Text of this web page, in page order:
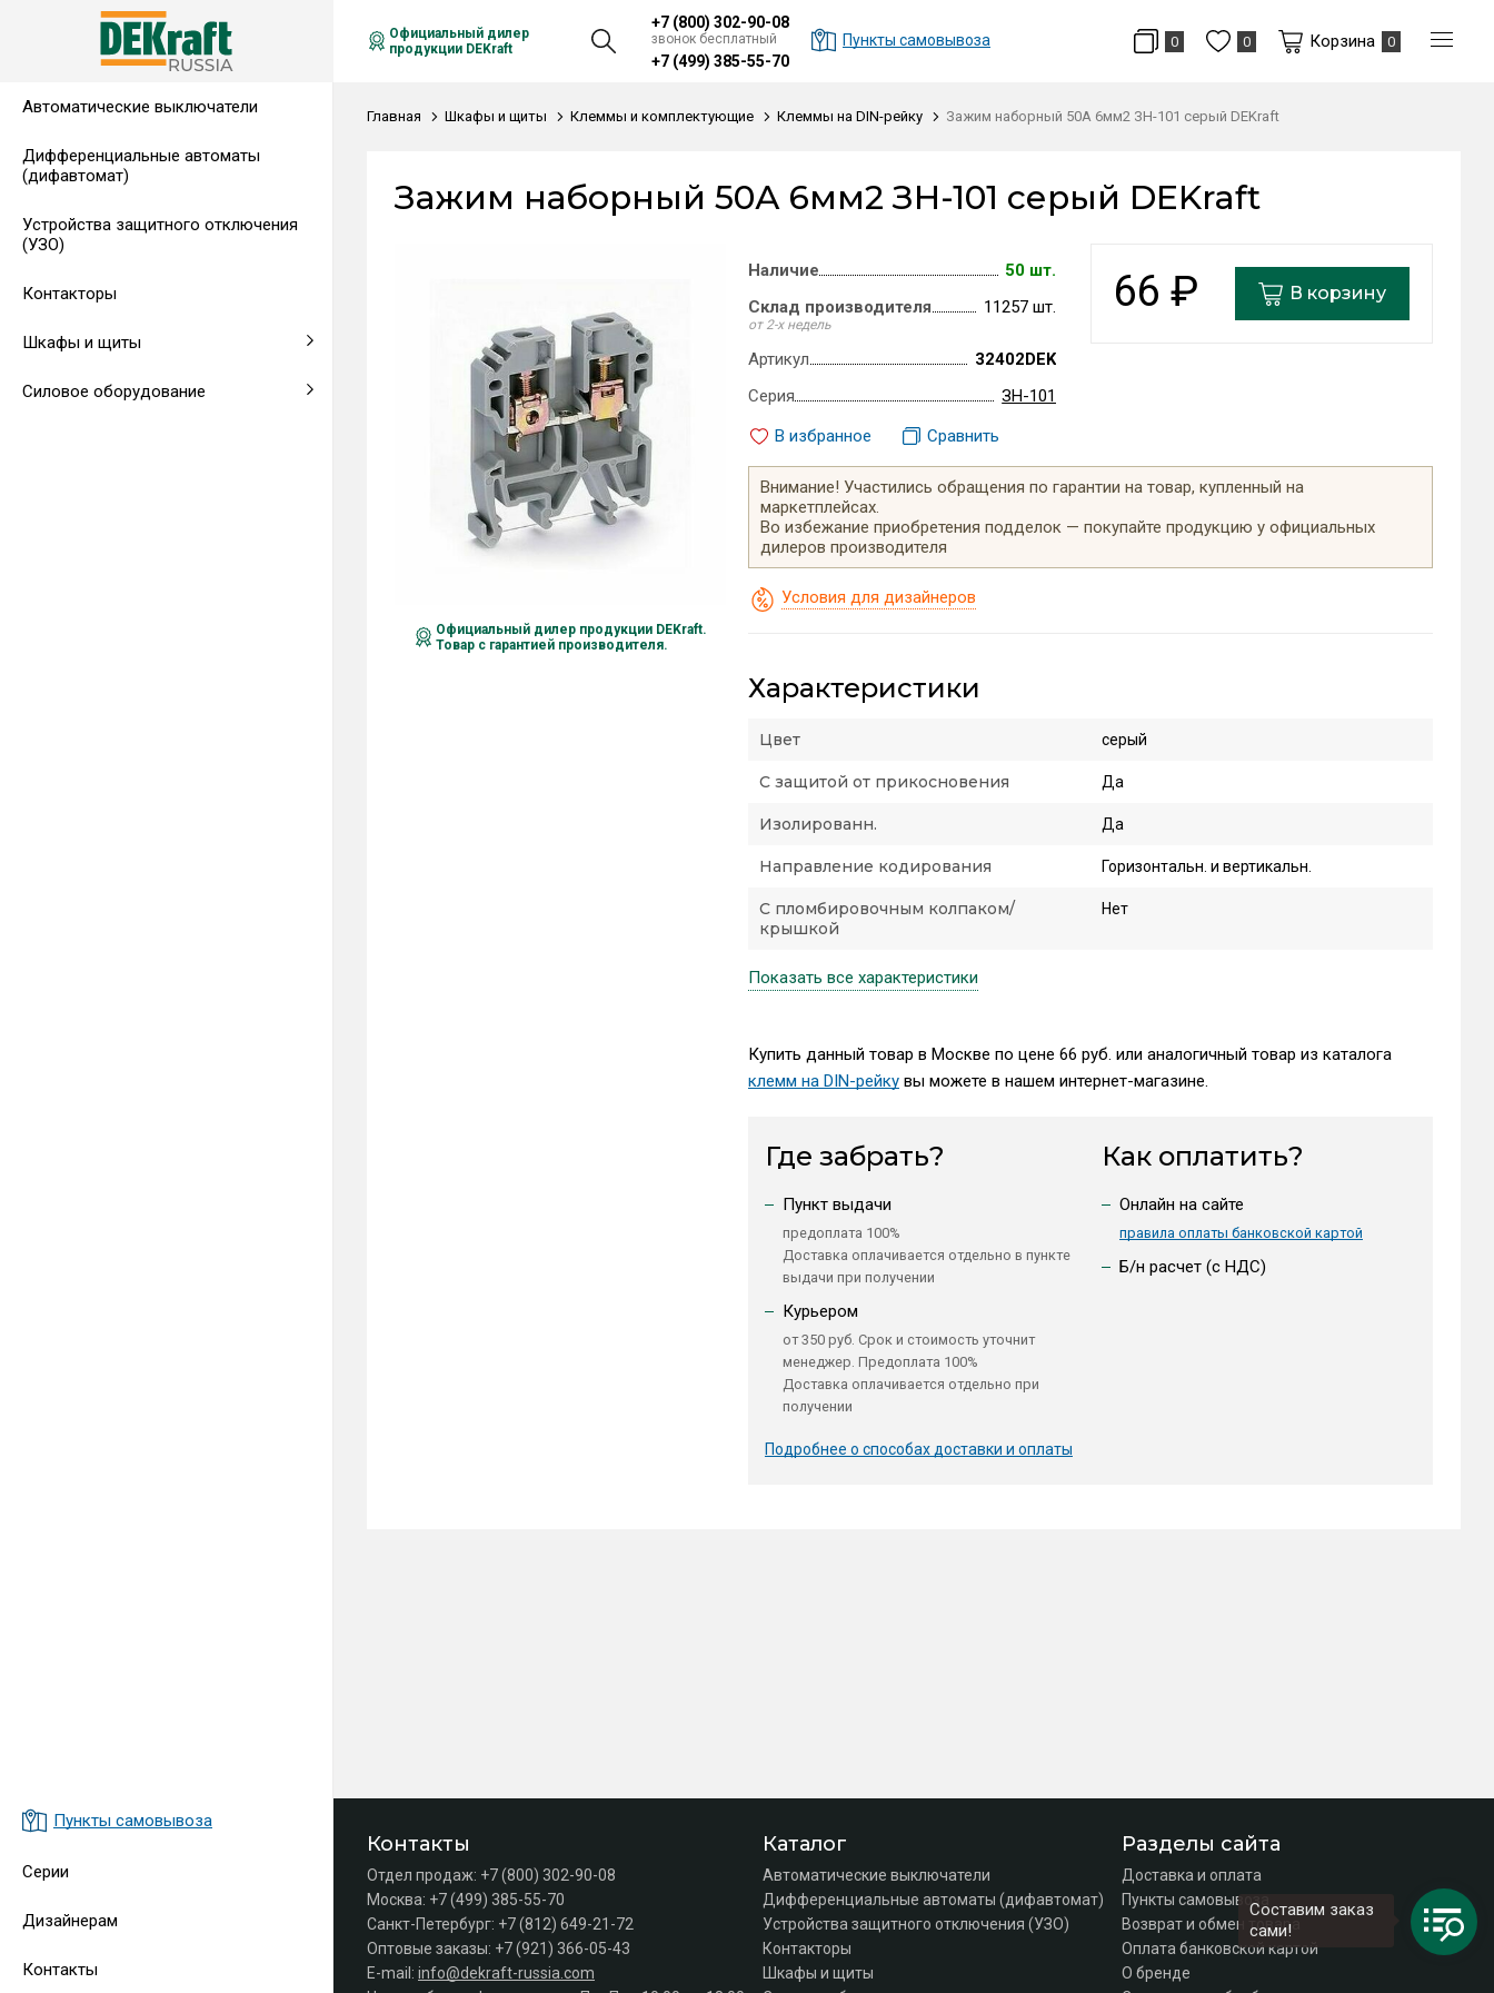
Автоматические выключатели
Дифференциальные автоматы
(дифавтомат)
Устройства защитного отключения
(УЗО)
Контакторы
Шкафы и щиты
Распределительные щиты,
Напольные щиты
Клеммы и комплектующие
Клеммы на DIN-рейку
Аксессуары для щитов
Силовое оборудование
Автоматические выключатели в
Аксессуары
Предохранители
Щитовые приборы
Амперметры
Автоматические воздушные
выключатели
Воздушные автоматические
Пункты самовывоза
Серии
Дизайнерам
Контакты
Официальный дилер
продукции DEKraft
+7 (800) 302-90-08
звонок бесплатный
+7 (499) 385-55-70
Пункты самовывоза 0 0 Корзина 0
Главная Шкафы и щиты Клеммы и комплектующие Клеммы на DIN-рейку Зажим наборный 50А 6мм2 ЗН-101 серый DEKraft
Зажим наборный 50А 6мм2 ЗН-101 серый DEKraft
Официальный дилер продукции DEKraft.
Товар с гарантией производителя.
66 ₽ В корзину
Наличие
50 шт.
Склад производителя
от 2-х недель
11257 шт.
Артикул
32402DEK
Серия
ЗН-101
В избранное
Сравнить
Внимание! Участились обращения по гарантии на товар, купленный на
маркетплейсах.
Во избежание приобретения подделок — покупайте продукцию у официальных
дилеров производителя
Условия для дизайнеров
Характеристики
Цвет серый
С защитой от прикосновения Да
Изолированн. Да
Направление кодирования Горизонтальн. и вертикальн.
С пломбировочным колпаком/
крышкой
Нет
Показать все характеристики
Купить данный товар в Москве по цене 66 руб. или аналогичный товар из каталога
клемм на DIN-рейкувы можете в нашем интернет-магазине.
Где забрать?
Пункт выдачи
предоплата 100%
Доставка оплачивается отдельно в пункте
выдачи при получении
Курьером
от 350 руб. Срок и стоимость уточнит
менеджер. Предоплата 100%
Доставка оплачивается отдельно при
получении
Подробнее о способах доставки и оплаты
Как оплатить?
Онлайн на сайте
правила оплаты банковской картой
Б/н расчет (c НДС)
Контакты
Отдел продаж: +7 (800) 302-90-08
Москва: +7 (499) 385-55-70
Санкт-Петербург: +7 (812) 649-21-72
Оптовые заказы: +7 (921) 366-05-43
E-mail: info@dekraft-russia.com
Каталог
Автоматические выключатели
Дифференциальные автоматы (дифавтомат)
Устройства защитного отключения (УЗО)
Контакторы
Шкафы и щиты
Разделы сайта
Доставка и оплата
Пункты самовывоза
Возврат и обмен товара
Оплата банковской картой
О бренде
Составим заказ
сами!